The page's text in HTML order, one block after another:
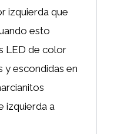
izquierda que
esto
LED de color
y escondidas en
izquierda a